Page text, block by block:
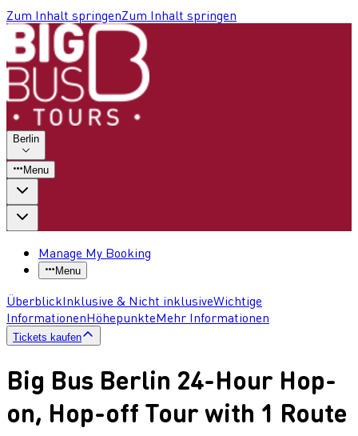
Zum Inhalt springenZum Inhalt springen
Berlin
Menu
Manage My Booking
Menu
ÜberblickInklusive & Nicht inklusiveWichtige
InformationenHöhepunkteMehr Informationen
Tickets kaufen
Big Bus Berlin 24-Hour Hop-
on, Hop-off Tour with 1 Route